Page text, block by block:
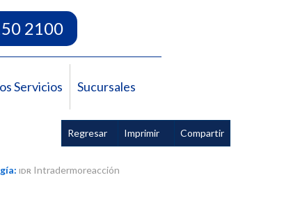
2100
Servicios Sucursales
Regresar Imprimir Compartir
IDR Intradermoreacción